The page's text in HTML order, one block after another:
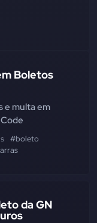
Boletos
e multa em
#boleto
da GN